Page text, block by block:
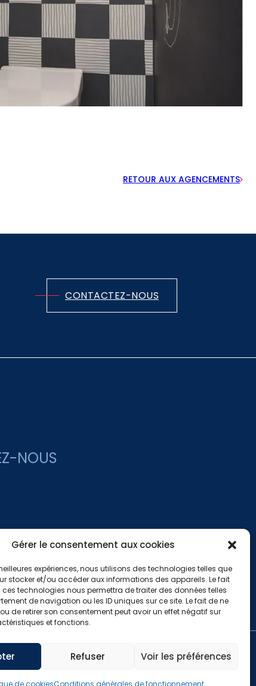
Gérer le consentement aux cookies
expériences, nous utilisons des technologies telles que
stocker et/ou accéder aux informations des appareils. Le fait
technologies nous permettra de traiter des données telles
de navigation ou les ID uniques sur ce site. Le fait de ne
de retirer son consentement peut avoir un effet négatif sur
et fonctions.
Refuser Voir les préférences
de cookiesConditions générales de fonctionnement
RETOUR AUX AGENCEMENTS
CONTACTEZ-NOUS
NOUS